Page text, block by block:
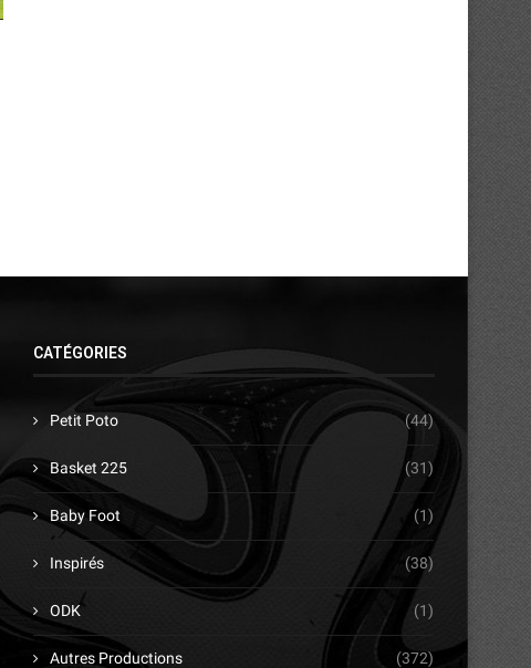
UFOA-B : qualifiés, les
visent la première...
CATÉGORIES
Petit Poto (44)
Basket 225 (31)
Baby Foot (1)
Inspirés (38)
ODK (1)
Autres Productions (372)